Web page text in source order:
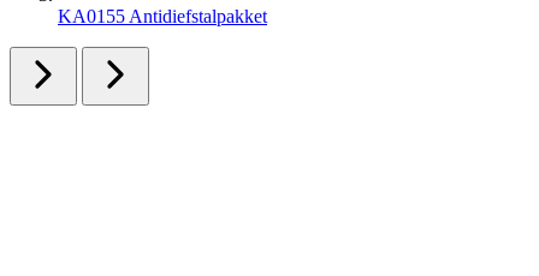
KA0155 Antidiefstalpakket